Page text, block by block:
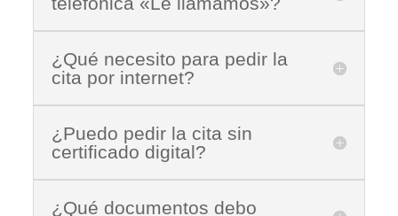
¿Qué necesito para pedir la
cita por internet?
¿Puedo pedir la cita sin
certificado digital?
¿Qué documentos debo